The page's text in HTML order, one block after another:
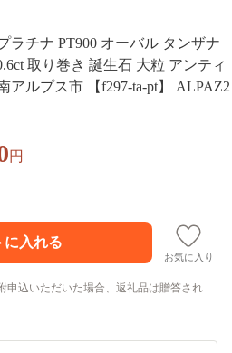
ラチナ PT900 オーバル タンザナ
取り巻き 誕生石 大粒 アンティ
アルプス市 【f297-ta-pt】 ALPAZ2
円
お気に入り
申込いただいた場合、返礼品は贈答され